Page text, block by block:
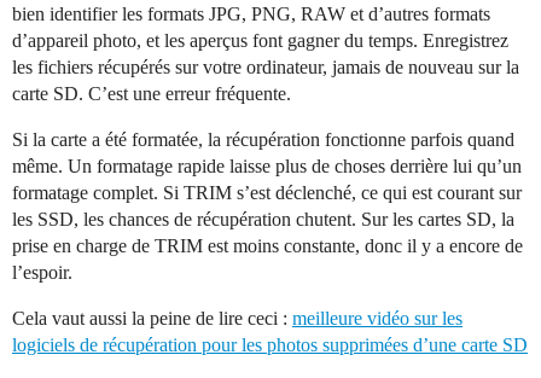
bien identifier les formats JPG, PNG, RAW et d’autres formats
d’appareil photo, et les aperçus font gagner du temps. Enregistrez
les fichiers récupérés sur votre ordinateur, jamais de nouveau sur la
carte SD. C’est une erreur fréquente.
Si la carte a été formatée, la récupération fonctionne parfois quand
même. Un formatage rapide laisse plus de choses derrière lui qu’un
formatage complet. Si TRIM s’est déclenché, ce qui est courant sur
les SSD, les chances de récupération chutent. Sur les cartes SD, la
prise en charge de TRIM est moins constante, donc il y a encore de
l’espoir.
Cela vaut aussi la peine de lire ceci : meilleure vidéo sur les
logiciels de récupération pour les photos supprimées d’une carte SD